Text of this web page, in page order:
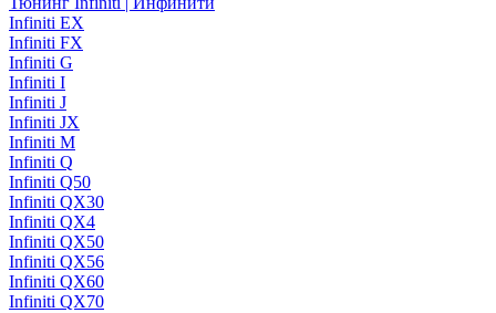
Infiniti EX
Infiniti FX
Infiniti G
Infiniti I
Infiniti J
Infiniti JX
Infiniti M
Infiniti Q
Infiniti Q50
Infiniti QX30
Infiniti QX4
Infiniti QX50
Infiniti QX56
Infiniti QX60
Infiniti QX70